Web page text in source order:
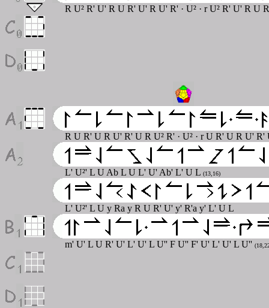
R U² R' U' R U R' U' R U' R' · U² · r U² R' U' R U
R U R' U R U' R' U R U² R' · U² · r U R' U R U' R'
L' U²' L U Ab L U L' U' Ab' L' U L (13,16)
L' U²' L U y Ra y R U R' U' y' R'a y' L' U L
m' U' L U R' U' L' U' L U'' F U'' F' U' L' U' L U''